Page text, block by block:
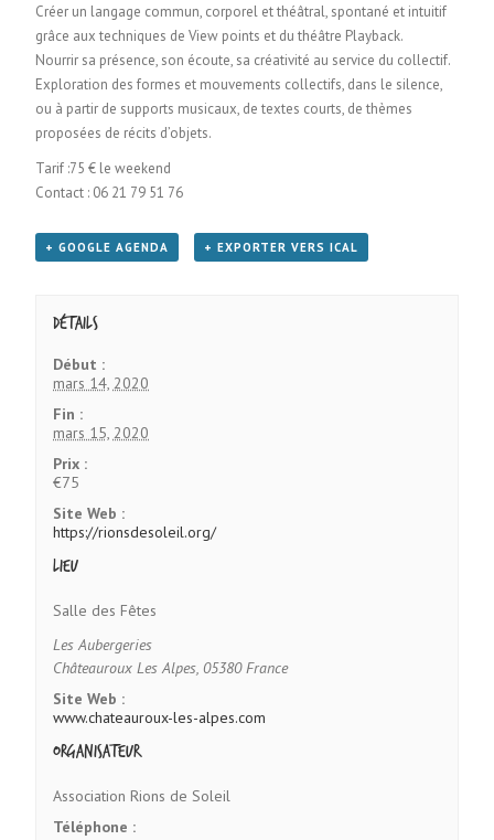
Créer un langage commun, corporel et théâtral, spontané et intuitif
grâce aux techniques de View points et du théâtre Playback.
Nourrir sa présence, son écoute, sa créativité au service du collectif.
Exploration des formes et mouvements collectifs, dans le silence,
ou à partir de supports musicaux, de textes courts, de thèmes
proposées de récits d’objets.
Tarif :75 € le weekend
Contact : 06 21 79 51 76
+ GOOGLE AGENDA + EXPORTER VERS ICAL
Détails
Début :
mars 14, 2020
Fin :
mars 15, 2020
Prix :
€75
Site Web :
https://rionsdesoleil.org/
Lieu
Salle des Fêtes
Les Aubergeries
Châteauroux Les Alpes, 05380 France
Site Web :
www.chateauroux-les-alpes.com
Organisateur
Association Rions de Soleil
Téléphone :